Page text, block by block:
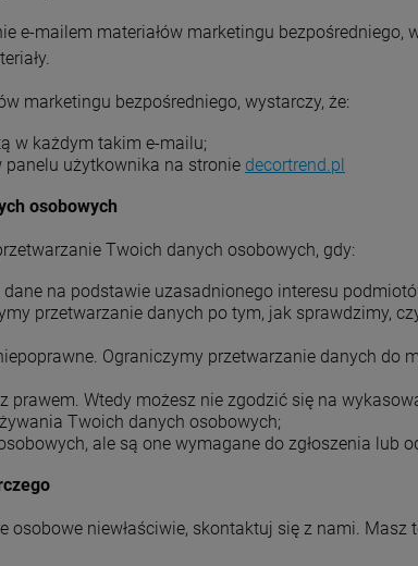
e-mailem materiałów marketingu bezpośredniego,
marketingu bezpośredniego, wystarczy, że:
w każdym takim e-mailu;
użytkownika na stronie decortrend.pl
osobowych
Twoich danych osobowych, gdy:
na podstawie uzasadnionego interesu
przetwarzanie danych po tym, jak sprawdzimy,
Ograniczymy przetwarzanie danych do
prawem. Wtedy możesz nie zgodzić się na
Twoich danych osobowych;
ale są one wymagane do zgłoszenia lub
niewłaściwie, skontaktuj się z nami. Masz